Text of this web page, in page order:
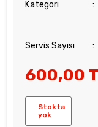
Kategori
Servis Sayısı
600,00
Stokta
yok